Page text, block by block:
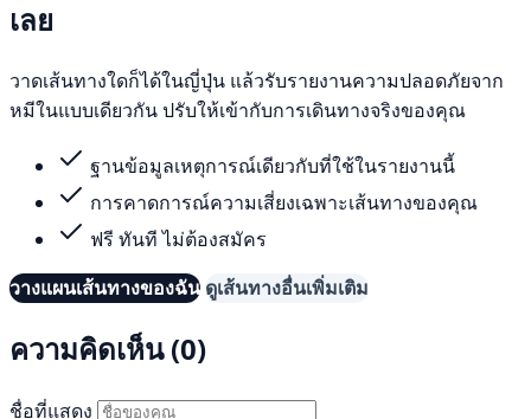
เลย
วาดเส้นทางใดก็ได้ในญี่ปุ่น แล้วรับรายงานความปลอดภัยจาก
หมีในแบบเดียวกัน ปรับให้เข้ากับการเดินทางจริงของคุณ
ฐานข้อมูลเหตุการณ์เดียวกับที่ใช้ในรายงานนี้
การคาดการณ์ความเสี่ยงเฉพาะเส้นทางของคุณ
ฟรี ทันที ไม่ต้องสมัคร
วางแผนเส้นทางของฉัน ดูเส้นทางอื่นเพิ่มเติม
ความคิดเห็น (0)
ชื่อที่แสดง